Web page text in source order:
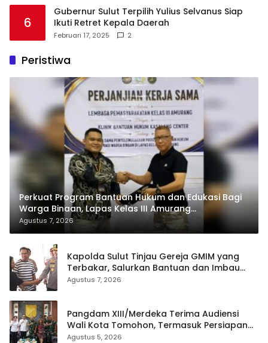
6
Gubernur Sulut Terpilih Yulius Selvanus Siap
Ikuti Retret Kepala Daerah
Februari 17, 2025 2
Peristiwa
Perkuat Program Bantuan Hukum dan Edukasi Bagi
Warga Binaan, Lapas Kelas III Amurang
Tandatangani MoU Dengan LBH KASALANG CENTER
Agustus 7, 2026
Kapolda Sulut Tinjau Gereja GMIM yang
Terbakar, Salurkan Bantuan dan Imbau
Waspada Musim Kemarau
Agustus 7, 2026
Pangdam XIII/Merdeka Terima Audiensi
Wali Kota Tomohon, Termasuk Persiapan
TIFF
Agustus 5, 2026